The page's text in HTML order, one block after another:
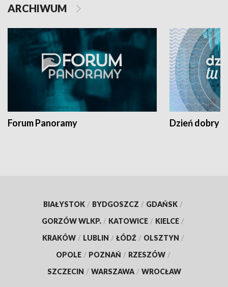
ARCHIWUM
Forum Panoramy Dzień dobry
BIAŁYSTOK / BYDGOSZCZ / GDAŃSK /
GORZÓW WLKP. / KATOWICE / KIELCE /
KRAKÓW / LUBLIN / ŁÓDŹ / OLSZTYN /
OPOLE / POZNAŃ / RZESZÓW /
SZCZECIN / WARSZAWA / WROCŁAW